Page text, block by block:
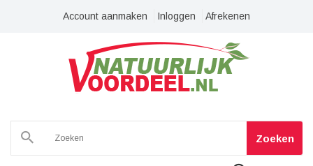
Account aanmaken Inloggen Afrekenen
Zoeken